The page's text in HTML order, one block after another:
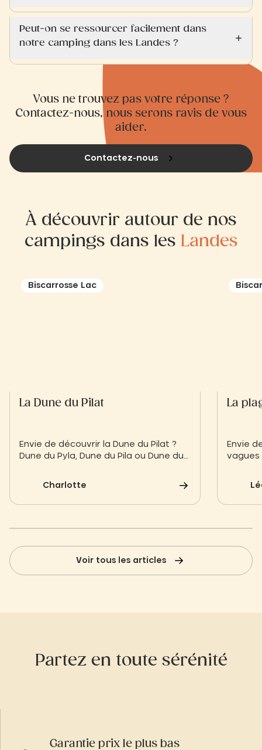
Peut-on se ressourcer facilement dans
notre camping dans les Landes ?
Vous ne trouvez pas votre réponse ?
Contactez-nous, nous serons ravis de vous
aider.
Contactez-nous
À découvrir autour de nos
campings dans les
Landes
Biscarrosse Lac
La Dune du Pilat
Envie de découvrir la Dune du Pilat ?
Dune du Pyla, Dune du Pila ou Dune du
Bassin d’Arcachon !
Charlotte
La
Envie
vagues
iodée,
Voir tous les articles
Partez en toute sérénité
Garantie prix le plus bas